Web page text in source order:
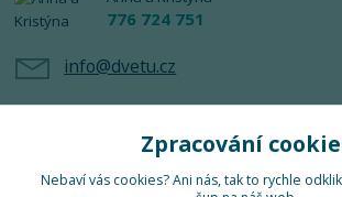
776 724 751
info@dvetu.cz
Zpracování
Nebaví vás cookies? Ani nás, tak to rychle